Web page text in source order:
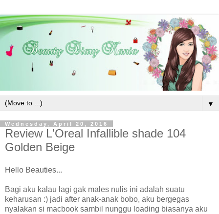
▼
Wednesday, April 20, 2016
Review L'Oreal Infallible shade 104
Golden Beige
Hello Beauties...
Bagi aku kalau lagi gak males nulis ini adalah suatu
keharusan :) jadi after anak-anak bobo, aku bergegas
nyalakan si macbook sambil nunggu loading biasanya aku